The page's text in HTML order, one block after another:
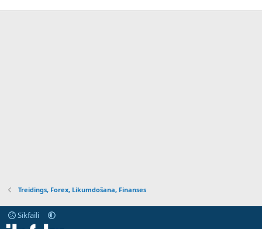
Treidings, Forex, Likumdošana, Finanses
Sīkfaili